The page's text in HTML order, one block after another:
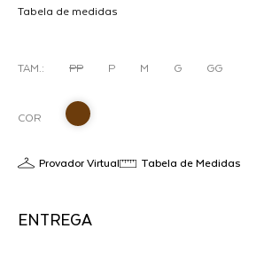
material de alta qualidade e costuras
MODELO VESTE 36
Tabela de medidas
TAM.: PP P M G GG
COR
Provador Virtual Tabela de Medidas
ENTREGA